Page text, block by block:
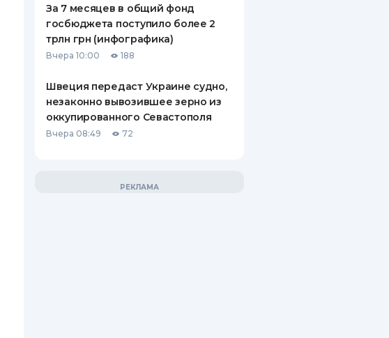
КОНТАКТЫ
За 7 месяцев в общий фонд
госбюджета поступило более 2
трлн грн (инфографика)
Вчера 10:00 188
Швеция передаст Украине судно,
незаконно вывозившее зерно из
оккупированного Севастополя
Вчера 08:49 72